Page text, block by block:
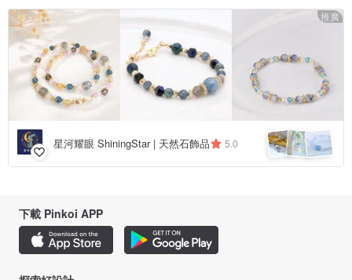
推廣
星河耀眼 ShiningStar | 天然石飾品 5.0
下載 Pinkoi APP